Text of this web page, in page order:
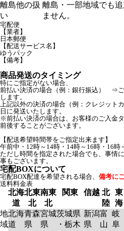
離島他の扱
い
離島・一部地域でも
ません。
宅配便
【業者】
日本郵便
【配送サービス名】
ゆうパック
【備考】
商品発送のタイミング
特にご指定がない場合、
前払い決済の場合（例：銀行振込） ⇒
します。
上記以外の決済の場合（例：クレジッ
日に発送いたします。
※前払い決済の場合は、お客様のご入金
前後することがございます。
【配送希望時間帯をご指定出来ます】
午前中・12時～14時・14時～16時・16時
ただし時間を指定された場合でも、事情
事もございます。
宅配BOXについて
宅配BOX配達を希望される場合、 備考に
送料料金表
北海
道
北東
北
南東
北
関東 信越 北
陸
東
海
地
域
北海
道
青森
県
宮城
県
茨城県
・栃木
新潟
県
富
山
岐
阜